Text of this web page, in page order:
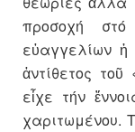
προσοχή
εὐαγγελίων
ἀντίθετος τοῦ
εἶχε τήν
χαριτωμένου.